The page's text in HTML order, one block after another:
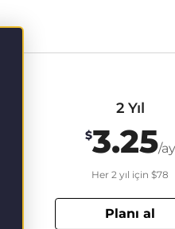
2 Yıl
$3.25/ay
Her 2 yıl için$78
Planı al